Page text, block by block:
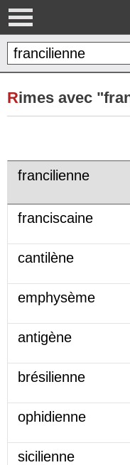
Rimes avec
francilienne
franciscaine
cantilène
emphysème
antigène
brésilienne
ophidienne
sicilienne